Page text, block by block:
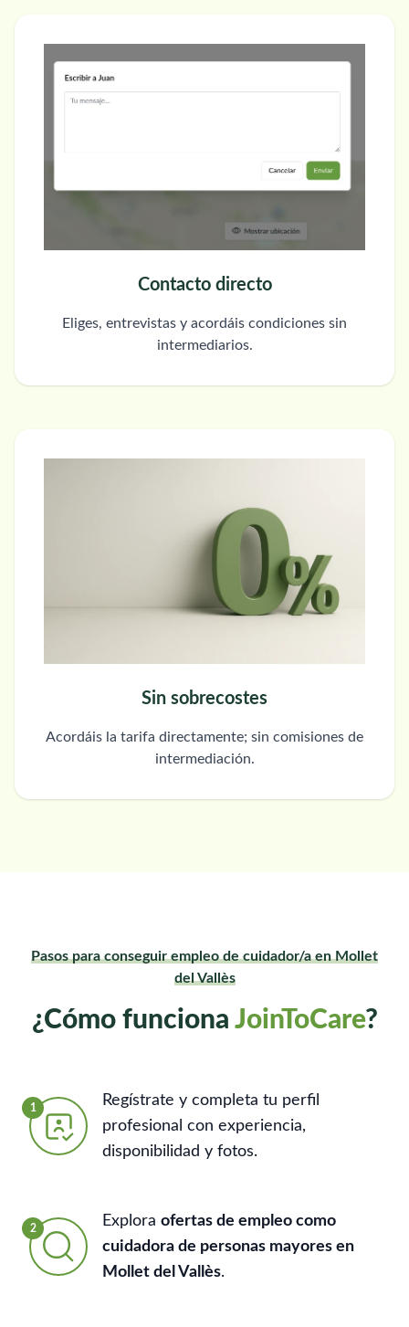
Contacto directo
Eliges, entrevistas y acordáis condiciones sin
intermediarios.
Sin sobrecostes
Acordáis la tarifa directamente; sin comisiones de
intermediación.
Pasos para conseguir empleo de cuidador/a en Mollet
del Vallès
¿Cómo funciona JoinToCare?
1
Regístrate y completa tu perfil
profesional con experiencia,
disponibilidad y fotos.
2 Explora ofertas de empleo como
cuidadora de personas mayores en
Mollet del Vallès.